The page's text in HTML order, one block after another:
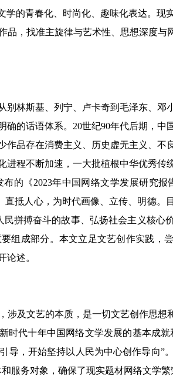
的青春化、时尚化、趣味化表达。现
，找准主旋律与艺术性、思想深度与
别林斯基、列宁、卢卡奇到毛泽东、邓
的话语体系。20世纪90年代后期，中
品存在消费主义、历史虚无主义、不
程不断加速，一大批植根中华优秀传
的《2023年中国网络文学发展研究报
抵人心，为时代画像、立传、明德。
拼搏奋斗的故事、弘扬社会主义核心
组成部分。本文立足文艺创作实践，
论述。
及文艺的本质，是一切文艺创作思想
时代十年中国网络文学发展的基本成
，开始坚持以人民为中心创作导向”
服务对象，确保了现实题材网络文学繁